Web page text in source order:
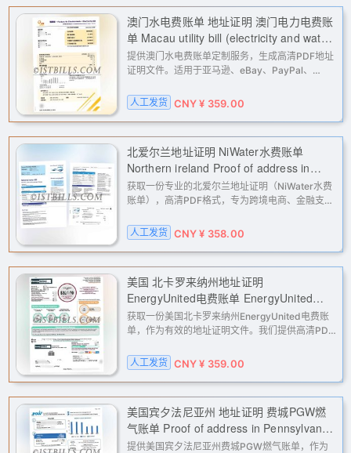
澳门水电费账单 地址证明 澳门电力电费账
单 Macau utility bill (electricity and water)
- Proof of address - Macau electricity bill
提供澳门水电费账单定制服务，生成高清PDF地址
证明文件。适用于亚马逊、eBay、PayPal、
解决因地址问题导致的账户受限、申诉解封等需
求。人工处理，保障资料的准确性与时
人工发货 CNY ¥ 359.00
北爱尔兰地址证明 NiWater水费账单
Northern ireland Proof of address in
Northern Ireland NiWater bill
获取一份专业的北爱尔兰地址证明（NiWater水费
账单），高清PDF格式，专为跨境电商、金融支付
Amazon、eBay、PayPal、Stripe、Facebook等
平台的KYC与二审，解决您的地址证
人工发货 CNY ¥ 358.00
美国 北卡罗来纳州地址证明
EnergyUnited电费账单 EnergyUnited
electricity bill from North Carolina, USA
获取一份美国北卡罗来纳州EnergyUnited电费账
单，作为有效的地址证明文件。我们提供高清PDF
等平台的二审验证、KYC认证及账户解封申诉，解
决您在跨境电商、支付网关和金
人工发货 CNY ¥ 359.00
美国宾夕法尼亚州 地址证明 费城PGW燃
气账单 Proof of address in Pennsylvania,
USA Philadelphia PGW gas bill
提供美国宾夕法尼亚州费城PGW燃气账单，作为